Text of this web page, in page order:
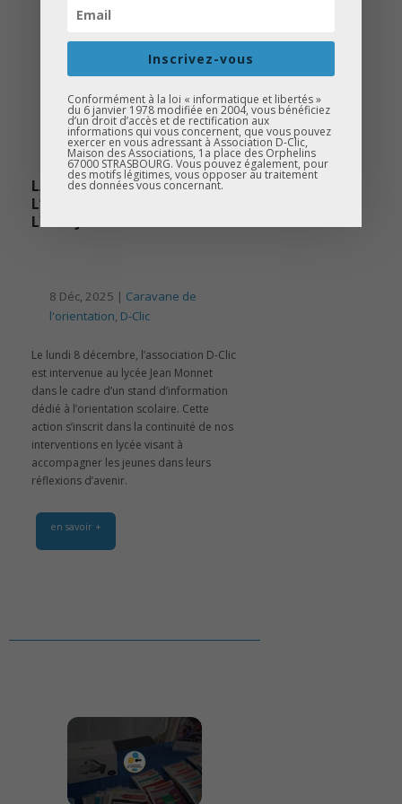
LA CARAVANE DE
L’ORIENTATION – STAND AU
LYCÉE JEAN MONNET
8 Déc, 2025 | Caravane de
l'orientation, D-Clic
Le lundi 8 décembre, l’association D-Clic
est intervenue au lycée Jean Monnet
dans le cadre d’un stand d’information
dédié à l’orientation scolaire. Cette
action s’inscrit dans la continuité de nos
interventions en lycée visant à
accompagner les jeunes dans leurs
réflexions d’avenir.
en savoir +
Inscrivez-vous
Conformément à la loi « informatique et libertés »
du 6 janvier 1978 modifiée en 2004, vous bénéficiez
d’un droit d’accès et de rectification aux
informations qui vous concernent, que vous pouvez
exercer en vous adressant à Association D-Clic,
Maison des Associations, 1a place des Orphelins
67000 STRASBOURG. Vous pouvez également, pour
des motifs légitimes, vous opposer au traitement
des données vous concernant.